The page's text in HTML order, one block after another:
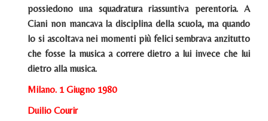
possiedono una squadratura riassuntiva perentoria. A
Ciani non mancava la disciplina della scuola, ma quando
lo si ascoltava nei momenti più felici sembrava anzitutto
che fosse la musica a correre dietro a lui invece che lui
dietro alla musica.
Milano. 1 Giugno 1980
Duilio Courir